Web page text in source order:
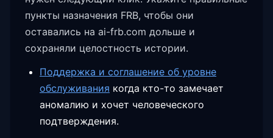
пункты назначения FRB, чтобы они
оставались на ai-frb.com дольше и
сохраняли целостность истории.
Поддержка и соглашение об уровне
обслуживания когда кто-то замечает
аномалию и хочет человеческого
подтверждения.